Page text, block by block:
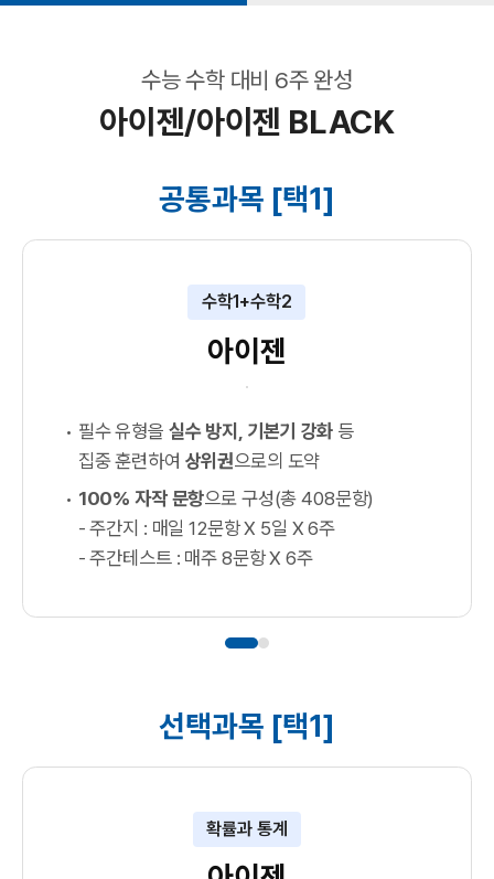
수능 수학 대비 6주 완성
아이젠/아이젠 BLACK
공통과목 [택1]
수학1+수학2
아이젠
필수 유형을 실수 방지, 기본기 강화등
집중 훈련하여 상위권으로의 도약
100% 자작 문항으로 구성(총 408문항)
- 주간지 : 매일 12문항 X 5일 X 6주
- 주간테스트 : 매주 8문항 X 6주
선택과목 [택1]
확률과 통계